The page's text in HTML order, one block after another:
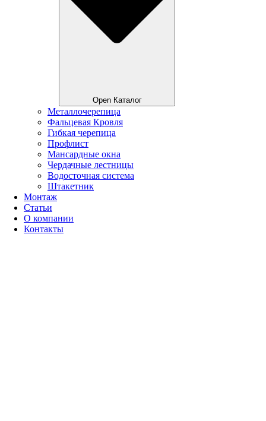
Open Каталог
Металлочерепица
Фальцевая Кровля
Гибкая черепица
Профлист
Мансардные окна
Чердачные лестницы
Водосточная система
Штакетник
Монтаж
Статьи
О компании
Контакты